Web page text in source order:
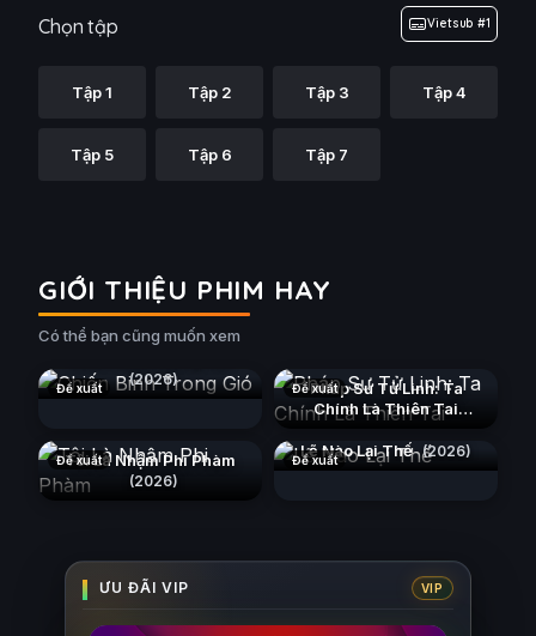
Chọn tập Vietsub #1
Tập 1 Tập 2 Tập 3 Tập 4
Tập 5 Tập 6 Tập 7
GIỚI THIỆU PHIM HAY
Có thể bạn cũng muốn xem
Đề xuất (2026) Đề xuất
Pháp Sư Tử Linh: Ta
Chính Là Thiên Tai
Đề xuất
Tôi Là Nhậm Phi Phàm
(2026)
Đề xuất
Lẽ Nào Lại Thế (2026)